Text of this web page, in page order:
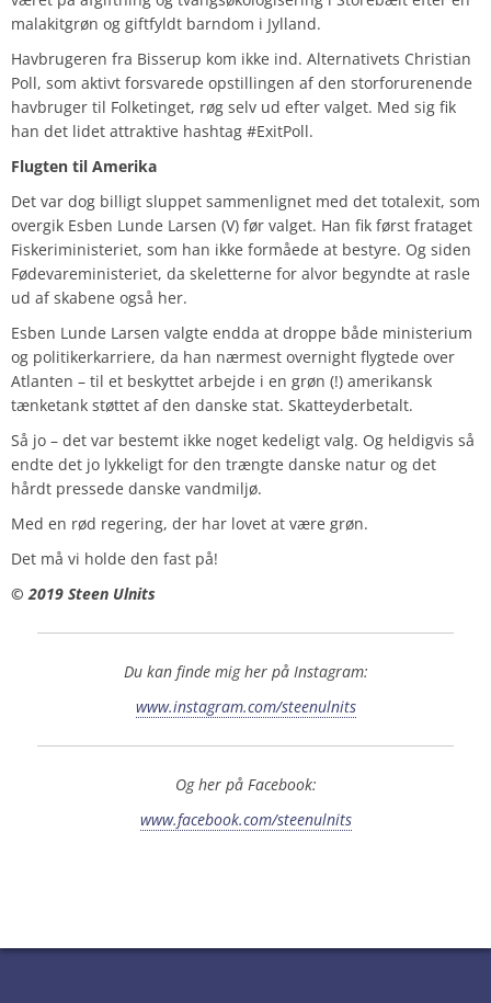
malakitgrøn og giftfyldt barndom i Jylland.
Havbrugeren fra Bisserup kom ikke ind. Alternativets Christian
Poll, som aktivt forsvarede opstillingen af den storforurenende
havbruger til Folketinget, røg selv ud efter valget. Med sig fik
han det lidet attraktive hashtag #ExitPoll.
Flugten til Amerika
Det var dog billigt sluppet sammenlignet med det totalexit, som
overgik Esben Lunde Larsen (V) før valget. Han fik først frataget
Fiskeriministeriet, som han ikke formåede at bestyre. Og siden
Fødevareministeriet, da skeletterne for alvor begyndte at rasle
ud af skabene også her.
Esben Lunde Larsen valgte endda at droppe både ministerium
og politikerkarriere, da han nærmest overnight flygtede over
Atlanten – til et beskyttet arbejde i en grøn (!) amerikansk
tænketank støttet af den danske stat. Skatteyderbetalt.
Så jo – det var bestemt ikke noget kedeligt valg. Og heldigvis så
endte det jo lykkeligt for den trængte danske natur og det
hårdt pressede danske vandmiljø.
Med en rød regering, der har lovet at være grøn.
Det må vi holde den fast på!
© 2019 Steen Ulnits
Du kan finde mig her på Instagram:
www.instagram.com/steenulnits
Og her på Facebook:
www.facebook.com/steenulnits